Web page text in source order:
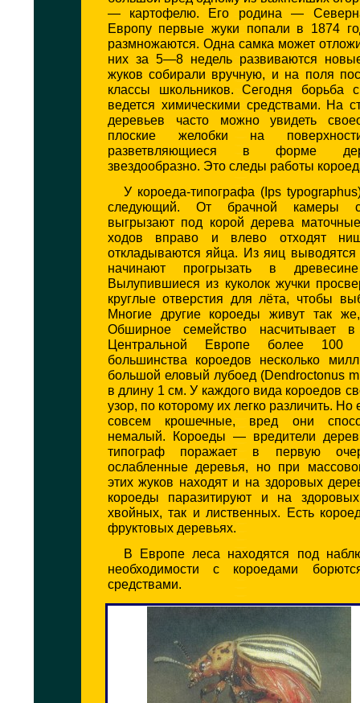
— картофелю. Его родина —
Европу первые жуки попали в 1874
размножаются. Одна самка может
них за 5—8 недель развиваются
жуков собирали вручную, и на поля
классы школьников. Сегодня борьба
ведется химическими средствами. На
деревьев часто можно увидеть
плоские желобки на
разветвляющиеся в форме
звездообразно. Это следы работы
У короеда-типографа (Ips
следующий. От брачной камеры
выгрызают под корой дерева
ходов вправо и влево отходят
откладываются яйца. Из яиц
начинают прогрызать в
Вылупившиеся из куколок жучки
круглые отверстия для лёта, чтобы
Многие другие короеды живут так
Обширное семейство насчитывает
Центральной Европе более 100
большинства короедов несколько
большой еловый лубоед (Dendroctonus
в длину 1 см. У каждого вида короедов
узор, по которому их легко различить.
совсем крошечные, вред они
немалый. Короеды — вредители
типограф поражает в первую
ослабленные деревья, но при
этих жуков находят и на здоровых
короеды паразитируют и на
хвойных, так и лиственных. Есть
фруктовых деревьях.
В Европе леса находятся под
необходимости с короедами
средствами.